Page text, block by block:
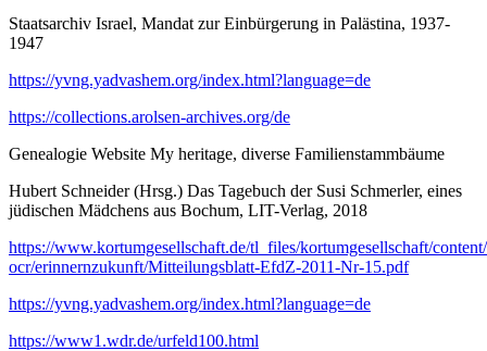
Staatsarchiv Israel, Mandat zur Einbürgerung in Palästina, 1937-
1947
https://yvng.yadvashem.org/index.html?language=de
https://collections.arolsen-archives.org/de
Genealogie Website My heritage, diverse Familienstammbäume
Hubert Schneider (Hrsg.) Das Tagebuch der Susi Schmerler, eines
jüdischen Mädchens aus Bochum, LIT-Verlag, 2018
https://www.kortumgesellschaft.de/tl_files/kortumgesellschaft/
ocr/erinnernzukunft/Mitteilungsblatt-EfdZ-2011-Nr-15.pdf
https://yvng.yadvashem.org/index.html?language=de
https://www1.wdr.de/urfeld100.html